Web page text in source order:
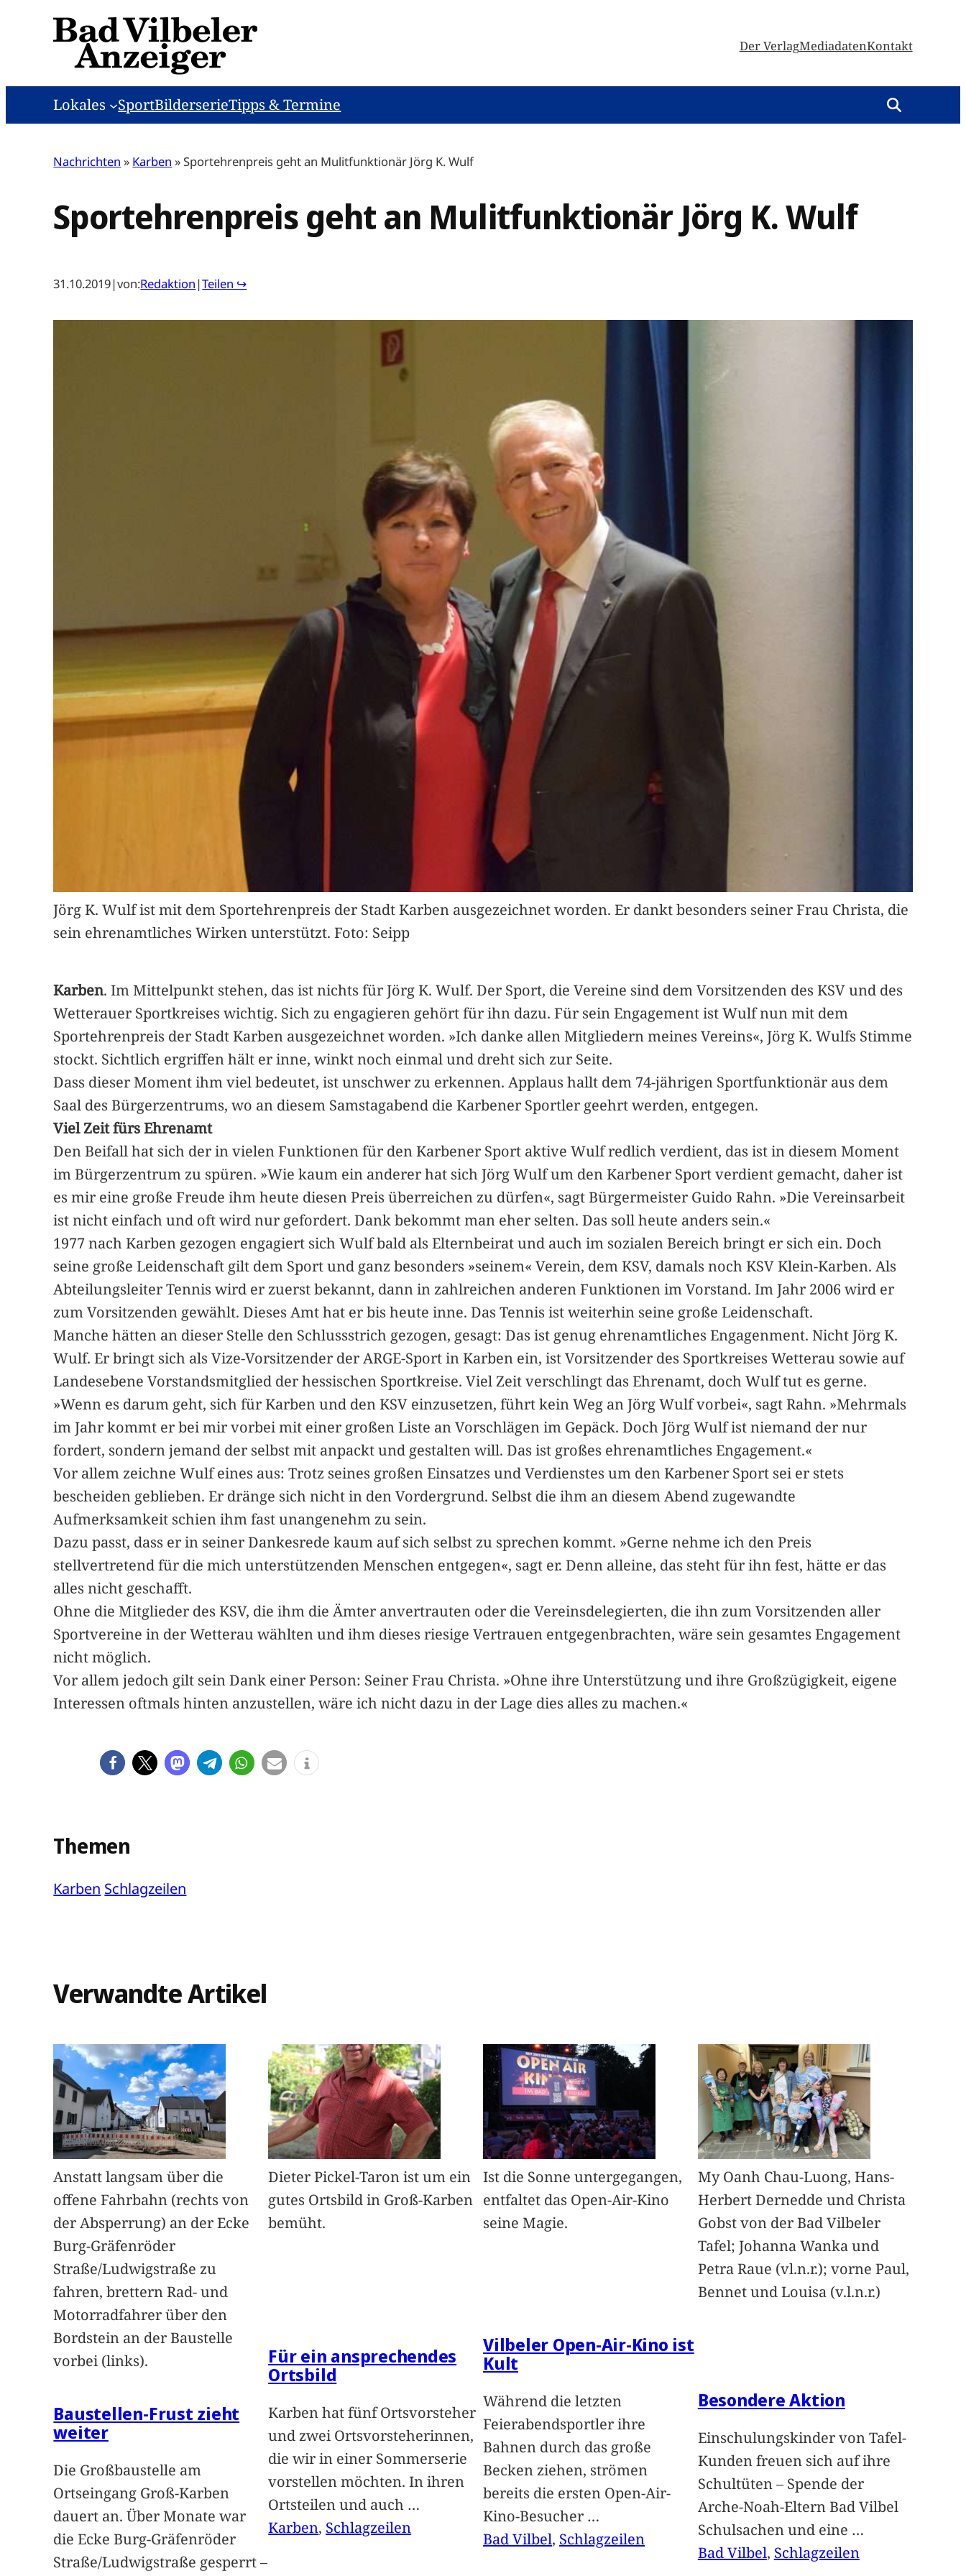
Der VerlagMediadatenKontakt
Lokales SportBilderserieTipps & Termine
Nachrichten » Karben »Sportehrenpreis geht an Mulitfunktionär Jörg K. Wulf
Sportehrenpreis geht an Mulitfunktionär Jörg K. Wulf
31.10.2019|von:Redaktion |Teilen ↪
Jörg K. Wulf ist mit dem Sportehrenpreis der Stadt Karben ausgezeichnet worden. Er dankt besonders seiner Frau Christa, die
sein ehrenamtliches Wirken unterstützt. Foto: Seipp
Karben. Im Mittelpunkt stehen, das ist nichts für Jörg K. Wulf. Der Sport, die Vereine sind dem Vorsitzenden des KSV und des
Wetterauer Sportkreises wichtig. Sich zu engagieren gehört für ihn dazu. Für sein Engagement ist Wulf nun mit dem
Sportehrenpreis der Stadt Karben ausgezeichnet worden. »Ich danke allen Mitgliedern meines Vereins«, Jörg K. Wulfs Stimme
stockt. Sichtlich ergriffen hält er inne, winkt noch einmal und dreht sich zur Seite.
Dass dieser Moment ihm viel bedeutet, ist unschwer zu erkennen. Applaus hallt dem 74-jährigen Sportfunktionär aus dem
Saal des Bürgerzentrums, wo an diesem Samstagabend die Karbener Sportler geehrt werden, entgegen.
Viel Zeit fürs Ehrenamt
Den Beifall hat sich der in vielen Funktionen für den Karbener Sport aktive Wulf redlich verdient, das ist in diesem Moment
im Bürgerzentrum zu spüren. »Wie kaum ein anderer hat sich Jörg Wulf um den Karbener Sport verdient gemacht, daher ist
es mir eine große Freude ihm heute diesen Preis überreichen zu dürfen«, sagt Bürgermeister Guido Rahn. »Die Vereinsarbeit
ist nicht einfach und oft wird nur gefordert. Dank bekommt man eher selten. Das soll heute anders sein.«
1977 nach Karben gezogen engagiert sich Wulf bald als Elternbeirat und auch im sozialen Bereich bringt er sich ein. Doch
seine große Leidenschaft gilt dem Sport und ganz besonders »seinem« Verein, dem KSV, damals noch KSV Klein-Karben. Als
Abteilungsleiter Tennis wird er zuerst bekannt, dann in zahlreichen anderen Funktionen im Vorstand. Im Jahr 2006 wird er
zum Vorsitzenden gewählt. Dieses Amt hat er bis heute inne. Das Tennis ist weiterhin seine große Leidenschaft.
Manche hätten an dieser Stelle den Schlussstrich gezogen, gesagt: Das ist genug ehrenamtliches Engagenment. Nicht Jörg K.
Wulf. Er bringt sich als Vize-Vorsitzender der ARGE-Sport in Karben ein, ist Vorsitzender des Sportkreises Wetterau sowie auf
Landesebene Vorstandsmitglied der hessischen Sportkreise. Viel Zeit verschlingt das Ehrenamt, doch Wulf tut es gerne.
»Wenn es darum geht, sich für Karben und den KSV einzusetzen, führt kein Weg an Jörg Wulf vorbei«, sagt Rahn. »Mehrmals
im Jahr kommt er bei mir vorbei mit einer großen Liste an Vorschlägen im Gepäck. Doch Jörg Wulf ist niemand der nur
fordert, sondern jemand der selbst mit anpackt und gestalten will. Das ist großes ehrenamtliches Engagement.«
Vor allem zeichne Wulf eines aus: Trotz seines großen Einsatzes und Verdienstes um den Karbener Sport sei er stets
bescheiden geblieben. Er dränge sich nicht in den Vordergrund. Selbst die ihm an diesem Abend zugewandte
Aufmerksamkeit schien ihm fast unangenehm zu sein.
Dazu passt, dass er in seiner Dankesrede kaum auf sich selbst zu sprechen kommt. »Gerne nehme ich den Preis
stellvertretend für die mich unterstützenden Menschen entgegen«, sagt er. Denn alleine, das steht für ihn fest, hätte er das
alles nicht geschafft.
Ohne die Mitglieder des KSV, die ihm die Ämter anvertrauten oder die Vereinsdelegierten, die ihn zum Vorsitzenden aller
Sportvereine in der Wetterau wählten und ihm dieses riesige Vertrauen entgegenbrachten, wäre sein gesamtes Engagement
nicht möglich.
Vor allem jedoch gilt sein Dank einer Person: Seiner Frau Christa. »Ohne ihre Unterstützung und ihre Großzügigkeit, eigene
Interessen oftmals hinten anzustellen, wäre ich nicht dazu in der Lage dies alles zu machen.«
Themen
Karben Schlagzeilen
Verwandte Artikel
Anstatt langsam über die
offene Fahrbahn (rechts von
der Absperrung) an der Ecke
Burg-Gräfenröder
Straße/Ludwigstraße zu
fahren, brettern Rad- und
Motorradfahrer über den
Bordstein an der Baustelle
vorbei (links).
Baustellen-Frust zieht
weiter
Die Großbaustelle am
Ortseingang Groß-Karben
dauert an. Über Monate war
die Ecke Burg-Gräfenröder
Straße/Ludwigstraße gesperrt –
Dieter Pickel-Taron ist um ein
gutes Ortsbild in Groß-Karben
bemüht.
Für ein ansprechendes
Ortsbild
Karben hat fünf Ortsvorsteher
und zwei Ortsvorsteherinnen,
die wir in einer Sommerserie
vorstellen möchten. In ihren
Ortsteilen und auch …
Karben, Schlagzeilen
Ist die Sonne untergegangen,
entfaltet das Open-Air-Kino
seine Magie.
Vilbeler Open-Air-Kino ist
Kult
Während die letzten
Feierabendsportler ihre
Bahnen durch das große
Becken ziehen, strömen
bereits die ersten Open-Air-
Kino-Besucher …
Bad Vilbel, Schlagzeilen
My Oanh Chau-Luong, Hans-
Herbert Dernedde und Christa
Gobst von der Bad Vilbeler
Tafel; Johanna Wanka und
Petra Raue (vl.n.r.); vorne Paul,
Bennet und Louisa (v.l.n.r.)
Besondere Aktion
Einschulungskinder von Tafel-
Kunden freuen sich auf ihre
Schultüten – Spende der
Arche-Noah-Eltern Bad Vilbel
Schulsachen und eine …
Bad Vilbel, Schlagzeilen